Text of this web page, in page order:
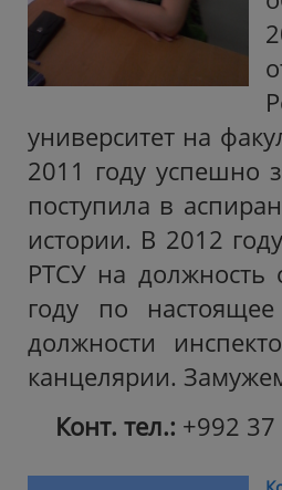
университет на
2011 году успешно
поступила в
истории. В 2012
РТСУ на должность
году по
должности
канцелярии.
Конт. тел.: +992